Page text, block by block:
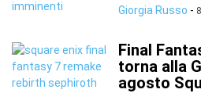
Giorgia Russo -
Final
torna alla
agosto